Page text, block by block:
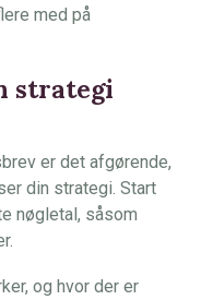
med på
strategi
er det afgørende,
din strategi. Start
nøgletal, såsom
og hvor der er